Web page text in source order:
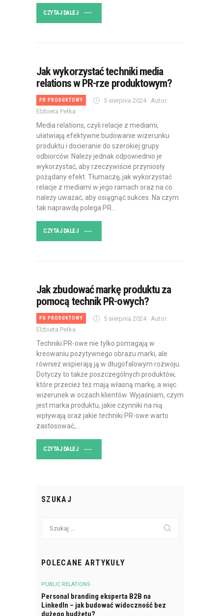
CZYTAJ DALEJ
Jak wykorzystać techniki media
relations w PR-rze produktowym?
PR PRODUKTOWY 5 sierpnia 2024
Autor:
Elżbieta Pełka
Media relations, czyli relacje z mediami,
ułatwiają efektywne budowanie wizerunku
produktu i docieranie do szerokiej grupy
odbiorców. Należy jednak odpowiednio je
wykorzystać, aby rzeczywiście przyniosły
pożądany efekt. Tłumaczę, jak wykorzystać
relacje z mediami w jego ramach oraz na co
należy uważać, aby osiągnąć sukces. Na czym
tak naprawdę polega PR…
CZYTAJ DALEJ
Jak zbudować markę produktu za
pomocą technik PR-owych?
PR PRODUKTOWY 5 sierpnia 2024
Autor:
Elżbieta Pełka
Techniki PR-owe nie tylko pomagają w
kreowaniu pozytywnego obrazu marki, ale
również wspierają ją w długofalowym rozwoju.
Dotyczy to także poszczególnych produktów,
które przecież też mają własną markę, a więc
wizerunek w oczach klientów. Wyjaśniam, czym
jest marka produktu, jakie czynniki na nią
wpływają oraz jakie techniki PR-owe warto
zastosować,…
CZYTAJ DALEJ
SZUKAJ
POLECANE ARTYKUŁY
PUBLIC RELATIONS
Personal branding eksperta B2B na
LinkedIn – jak budować widoczność bez
dużego budżetu?